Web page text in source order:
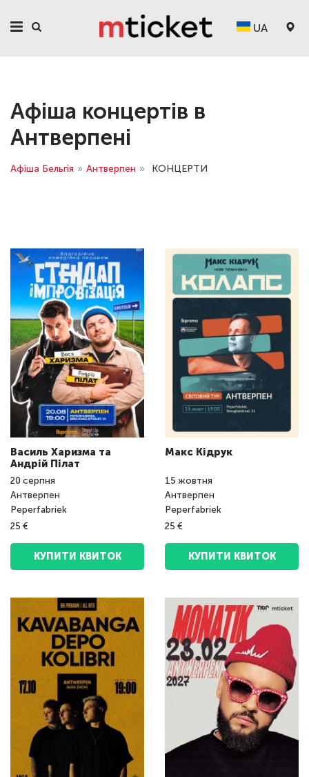
UA
Афіша концертів в
Антверпені
Афіша Бельгія » Антверпен » КОНЦЕРТИ
Василь Харизма та
Андрій Пілат
20 серпня
Антверпен
Peperfabriek
25 €
КУПИТИ КВИТОК
Макс Кідрук
15 жовтня
Антверпен
Peperfabriek
25 €
КУПИТИ КВИТОК